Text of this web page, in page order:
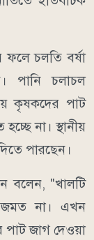
ফলে চলতি বর্ষা
পানি চলাচল
কৃষকদের পাট
না। স্থানীয়
পারছেন।
বলেন, "খালটি
জমত না। এখন
জাগ দেওয়া